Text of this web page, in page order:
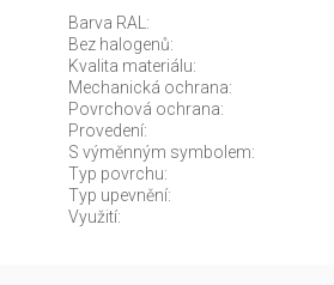
Barva RAL:
Bez halogenů:
Kvalita materiálu:
Mechanická ochrana:
Povrchová ochrana:
Provedení:
S výměnným symbolem:
Typ povrchu:
Typ upevnění:
Využití: